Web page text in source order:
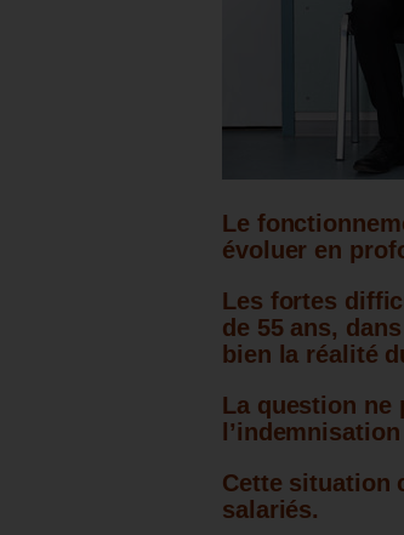
Le
évoluer en
Les fortes
de 55 ans,
bien la réalité
La question ne
Cette situation
salariés.